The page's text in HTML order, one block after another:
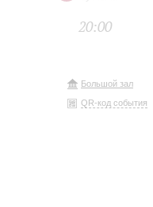
20:00
Большой зал
QR-код события